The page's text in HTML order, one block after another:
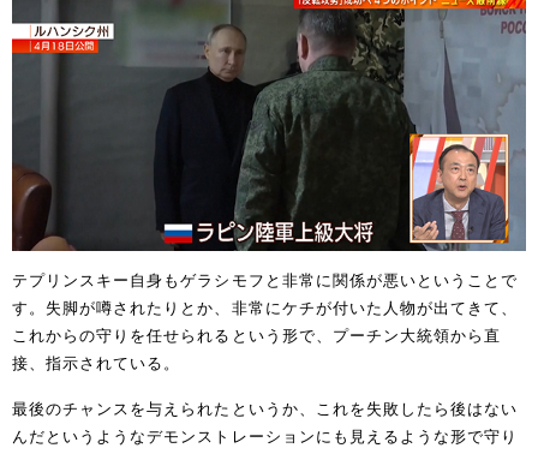
テプリンスキー自身もゲラシモフと非常に関係が悪いということで
す。失脚が噂されたりとか、非常にケチが付いた人物が出てきて、
これからの守りを任せられるという形で、プーチン大統領から直
接、指示されている。
最後のチャンスを与えられたというか、これを失敗したら後はない
んだというようなデモンストレーションにも見えるような形で守り